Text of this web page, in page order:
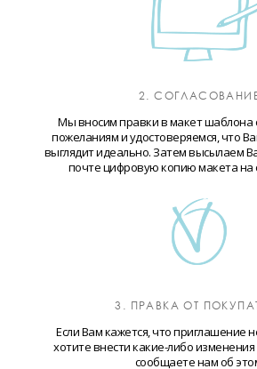
2.
Мы вносим правки в макет шаблона
пожеланиям и удостоверяемся, что
выглядит идеально. Затем высылаем
почте цифровую копию макета на
3. ПРАВКА ОТ
Если Вам кажется, что приглашение
хотите внести какие-либо
сообщаете нам об